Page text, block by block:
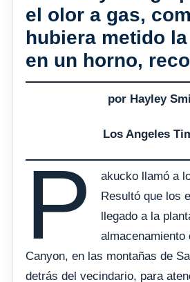
el olor a gas,
hubiera metido
en un horno,
por Hayley
Los Angeles
P
akucko llamó a
Resultó que los
llegado a la
almacenamiento
Canyon, en las montañas de
detrás del vecindario, para